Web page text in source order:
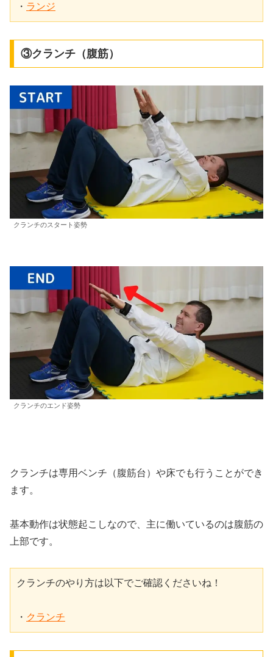
・ ランジ
③クランチ（腹筋）
クランチのスタート姿勢
クランチのエンド姿勢
クランチは専用ベンチ（腹筋台）や床でも行うことができ
ます。
基本動作は状態起こしなので、主に働いているのは腹筋の
上部です。
クランチのやり方は以下でご確認くださいね！
・ クランチ